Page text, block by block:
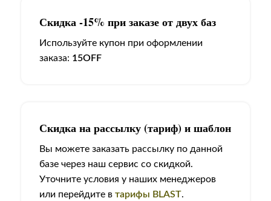
Скидка -15% при заказе от двух баз
Используйте купон при оформлении
заказа: 15OFF
Скидка на рассылку (тариф) и шаблон
Вы можете заказать рассылку по данной
базе через наш сервис со скидкой.
Уточните условия у наших менеджеров
или перейдите в тарифы BLAST.